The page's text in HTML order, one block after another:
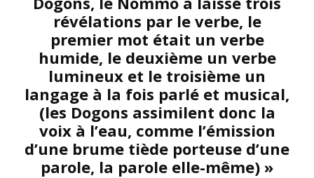
révélations par le verbe, le
premier mot était un verbe
humide, le deuxième un verbe
lumineux et le troisième un
langage à la fois parlé et musical,
(les Dogons assimilent donc la
voix à l’eau, comme l’émission
d’une brume tiède porteuse d’une
parole, la parole elle-même) »